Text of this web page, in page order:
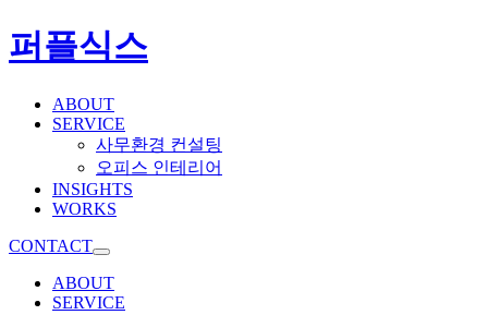
퍼플식스
ABOUT
SERVICE
사무환경 컨설팅
오피스 인테리어
INSIGHTS
WORKS
CONTACT
ABOUT
SERVICE